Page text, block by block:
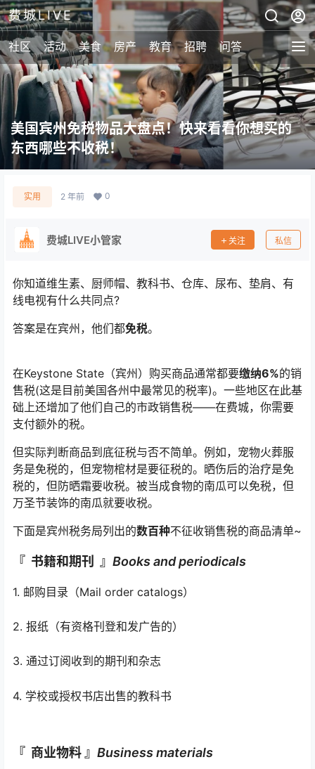
费城LIVE
社区 活动 美食 房产 教育 招聘 问答
美国宾州免税物品大盘点！快来看看你想买的
东西哪些不收税！
实用 2 年前 0
费城LIVE小管家 关注 私信
你知道维生素、厨师帽、教科书、仓库、尿布、垫肩、有
线电视有什么共同点?
答案是在宾州，他们都免税。
在Keystone State（宾州）购买商品通常都要缴纳6%的销
售税(这是目前美国各州中最常见的税率)。一些地区在此基
础上还增加了他们自己的市政销售税——在费城，你需要
支付额外的税。
但实际判断商品到底征税与否不简单。例如，宠物火葬服
务是免税的，但宠物棺材是要征税的。晒伤后的治疗是免
税的，但防晒霜要收税。被当成食物的南瓜可以免税，但
万圣节装饰的南瓜就要收税。
下面是宾州税务局列出的数百种不征收销售税的商品清单~
『 书籍和期刊 』 Books and periodicals
1. 邮购目录（Mail order catalogs）
2. 报纸（有资格刊登和发广告的）
3. 通过订阅收到的期刊和杂志
4. 学校或授权书店出售的教科书
『 商业物料 』 Business materials